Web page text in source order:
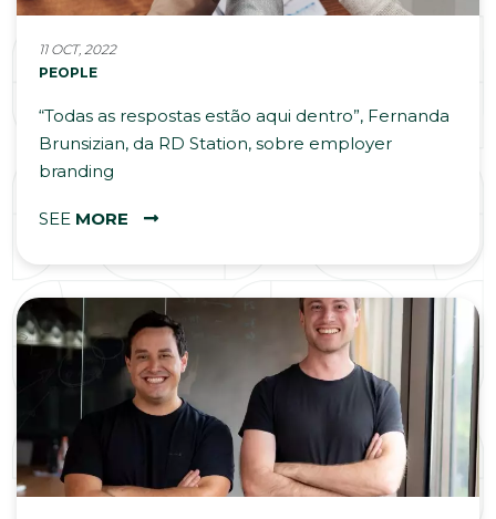
11 OCT, 2022
PEOPLE
“Todas as respostas estão aqui dentro”, Fernanda
Brunsizian, da RD Station, sobre employer
branding
SEE MORE